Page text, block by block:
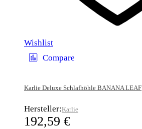
Wishlist
Compare
Karlie Deluxe Schlafhöhle BANANA LEAF
Hersteller:Karlie
192,59 €